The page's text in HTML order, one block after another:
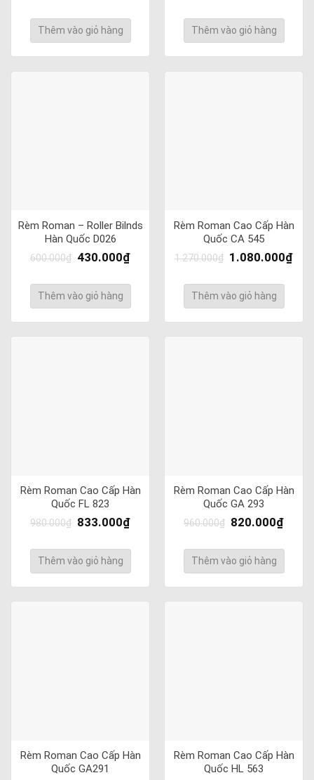
Thêm vào giỏ hàng Thêm vào giỏ hàng
Rèm Roman – Roller Bilnds
Hàn Quốc D026
600.000₫ 430.000₫
Thêm vào giỏ hàng
Rèm Roman Cao Cấp Hàn
Quốc CA 545
1.270.000₫ 1.080.000₫
Thêm vào giỏ hàng
Rèm Roman Cao Cấp Hàn
Quốc FL 823
980.000₫ 833.000₫
Thêm vào giỏ hàng
Rèm Roman Cao Cấp Hàn
Quốc GA 293
960.000₫ 820.000₫
Thêm vào giỏ hàng
Rèm Roman Cao Cấp Hàn
Quốc GA291
Rèm Roman Cao Cấp Hàn
Quốc HL 563